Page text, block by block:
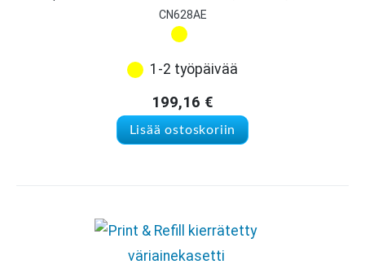
CN628AE
1-2 työpäivää
199,16 €
Lisää ostoskoriin